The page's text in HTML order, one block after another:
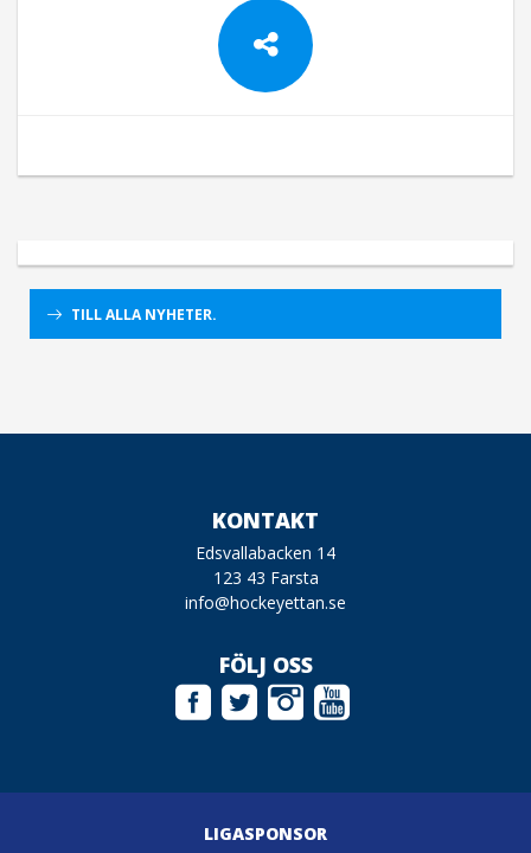
TILL ALLA NYHETER.
KONTAKT
Edsvallabacken 14
123 43 Farsta
info@hockeyettan.se
FÖLJ OSS
LIGASPONSOR